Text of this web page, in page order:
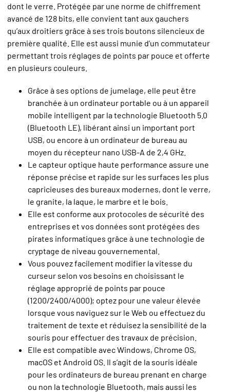
dont le verre. Protégée par une norme de chiffrement
avancé de 128 bits, elle convient tant aux gauchers
qu’aux droitiers grâce à ses trois boutons silencieux de
première qualité. Elle est aussi munie d’un commutateur
permettant trois réglages de points par pouce et offerte
en plusieurs couleurs.
Grâce à ses options de jumelage, elle peut être
branchée à un ordinateur portable ou à un appareil
mobile intelligent par la technologie Bluetooth 5.0
(Bluetooth LE), libérant ainsi un important port
USB, ou encore à un ordinateur de bureau au
moyen du récepteur nano USB-A de 2,4 GHz.
Le capteur optique haute performance assure une
réponse précise et rapide sur les surfaces les plus
capricieuses des bureaux modernes, dont le verre,
le granite, la laque, le marbre et le bois.
Elle est conforme aux protocoles de sécurité des
entreprises et vos données sont protégées des
pirates informatiques grâce à une technologie de
cryptage de niveau gouvernemental.
Vous pouvez facilement modifier la vitesse du
curseur selon vos besoins en choisissant le
réglage approprié de points par pouce
(1200/2400/4000); optez pour une valeur élevée
lorsque vous naviguez sur le Web ou effectuez du
traitement de texte et réduisez la sensibilité de la
souris pour effectuer des travaux de précision.
Elle est compatible avec Windows, Chrome OS,
macOS et Android OS. Il s’agit de la souris idéale
pour les ordinateurs de bureau prenant en charge
ou non la technologie Bluetooth, mais aussi les